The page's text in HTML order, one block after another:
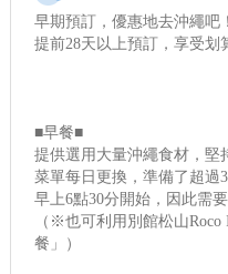
早期預訂，優惠地去沖繩吧！
提前28天以上預訂，享受
■早餐■
提供選用大量沖繩食材，
菜單每日更換，準備了超過
早上6點30分開始，因此需
（※也可利用別館松山
餐」）